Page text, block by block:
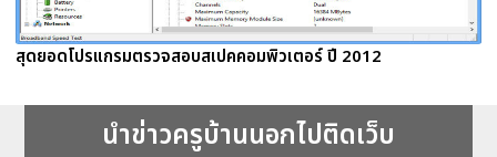
สุดยอดโปรแกรมตรวจสอบสเปคคอมพิวเตอร์ ปี 2012
นำข่าวครูบ้านนอกไปติดเว็บ